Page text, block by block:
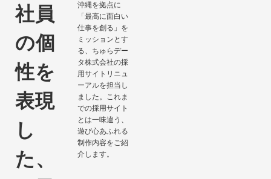
社員
の個
性を
表現
し
た、
沖縄を拠点に
「最高に面白い
仕事を創る」を
ミッションとす
る、ちゅらデー
タ株式会社の採
用サイトリニュ
ーアルを担当し
ました。これま
での採用サイト
とは一味違う、
遊び心あふれる
制作内容をご紹
介します。